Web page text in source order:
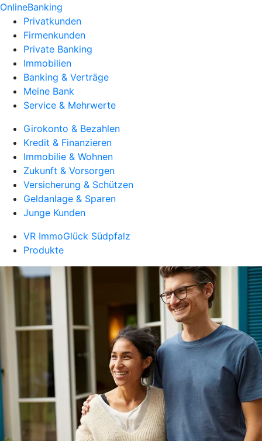
OnlineBanking
Privatkunden
Firmenkunden
Private Banking
Immobilien
Banking & Verträge
Meine Bank
Service & Mehrwerte
Girokonto & Bezahlen
Kredit & Finanzieren
Immobilie & Wohnen
Zukunft & Vorsorgen
Versicherung & Schützen
Geldanlage & Sparen
Junge Kunden
VR ImmoGlück Südpfalz
Produkte